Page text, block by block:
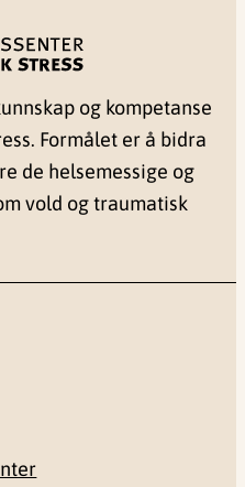
og kompetanse
Formålet er å bidra
de helsemessige og
vold og traumatisk